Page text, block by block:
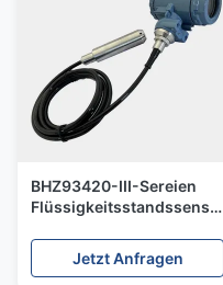
BHZ93420-III-Sereien
Flüssigkeitsstandssensor
Hart-Vereinbarung
Jetzt Anfragen